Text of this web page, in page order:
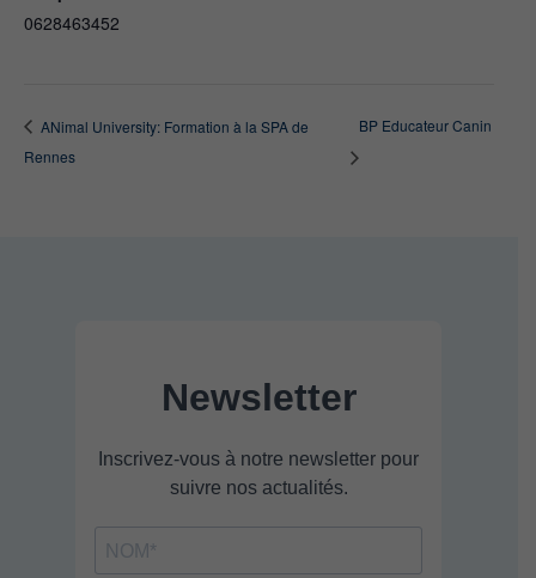
0628463452
ANimal University: Formation à la SPA de
Rennes
BP Educateur Canin